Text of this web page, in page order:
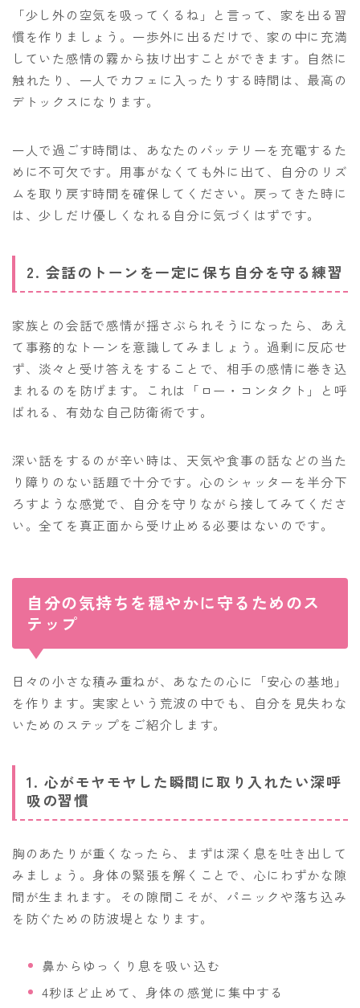
「少し外の空気を吸ってくるね」と言って、家を出る習
慣を作りましょう。一歩外に出るだけで、家の中に充満
していた感情の霧から抜け出すことができます。自然に
触れたり、一人でカフェに入ったりする時間は、最高の
デトックスになります。
一人で過ごす時間は、あなたのバッテリーを充電するた
めに不可欠です。用事がなくても外に出て、自分のリズ
ムを取り戻す時間を確保してください。戻ってきた時に
は、少しだけ優しくなれる自分に気づくはずです。
2. 会話のトーンを一定に保ち自分を守る練習
家族との会話で感情が揺さぶられそうになったら、あえ
て事務的なトーンを意識してみましょう。過剰に反応せ
ず、淡々と受け答えをすることで、相手の感情に巻き込
まれるのを防げます。これは「ロー・コンタクト」と呼
ばれる、有効な自己防衛術です。
深い話をするのが辛い時は、天気や食事の話などの当た
り障りのない話題で十分です。心のシャッターを半分下
ろすような感覚で、自分を守りながら接してみてくださ
い。全てを真正面から受け止める必要はないのです。
自分の気持ちを穏やかに守るためのス
テップ
日々の小さな積み重ねが、あなたの心に「安心の基地」
を作ります。実家という荒波の中でも、自分を見失わな
いためのステップをご紹介します。
1. 心がモヤモヤした瞬間に取り入れたい深呼
吸の習慣
胸のあたりが重くなったら、まずは深く息を吐き出して
みましょう。身体の緊張を解くことで、心にわずかな隙
間が生まれます。その隙間こそが、パニックや落ち込み
を防ぐための防波堤となります。
鼻からゆっくり息を吸い込む
4秒ほど止めて、身体の感覚に集中する